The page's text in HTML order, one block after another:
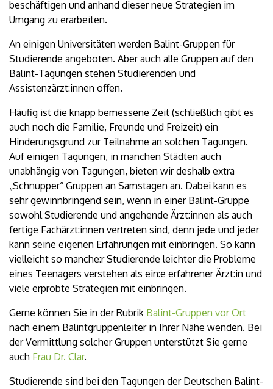
beschäftigen und anhand dieser neue Strategien im
Umgang zu erarbeiten.
An einigen Universitäten werden Balint-Gruppen für
Studierende angeboten. Aber auch alle Gruppen auf den
Balint-Tagungen stehen Studierenden und
Assistenzärzt:innen offen.
Häufig ist die knapp bemessene Zeit (schließlich gibt es
auch noch die Familie, Freunde und Freizeit) ein
Hinderungsgrund zur Teilnahme an solchen Tagungen.
Auf einigen Tagungen, in manchen Städten auch
unabhängig von Tagungen, bieten wir deshalb extra
„Schnupper“ Gruppen an Samstagen an. Dabei kann es
sehr gewinnbringend sein, wenn in einer Balint-Gruppe
sowohl Studierende und angehende Ärzt:innen als auch
fertige Fachärzt:innen vertreten sind, denn jede und jeder
kann seine eigenen Erfahrungen mit einbringen. So kann
vielleicht so manche:r Studierende leichter die Probleme
eines Teenagers verstehen als ein:e erfahrener Ärzt:in und
viele erprobte Strategien mit einbringen.
Gerne können Sie in der Rubrik Balint-Gruppen vor Ort
nach einem Balintgruppenleiter in Ihrer Nähe wenden. Bei
der Vermittlung solcher Gruppen unterstützt Sie gerne
auch Frau Dr. Clar.
Studierende sind bei den Tagungen der Deutschen Balint-